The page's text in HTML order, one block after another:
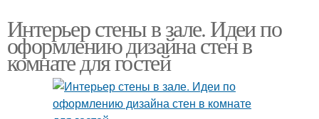
Интерьер стены в зале. Идеи по
оформлению дизайна стен в
комнате для гостей